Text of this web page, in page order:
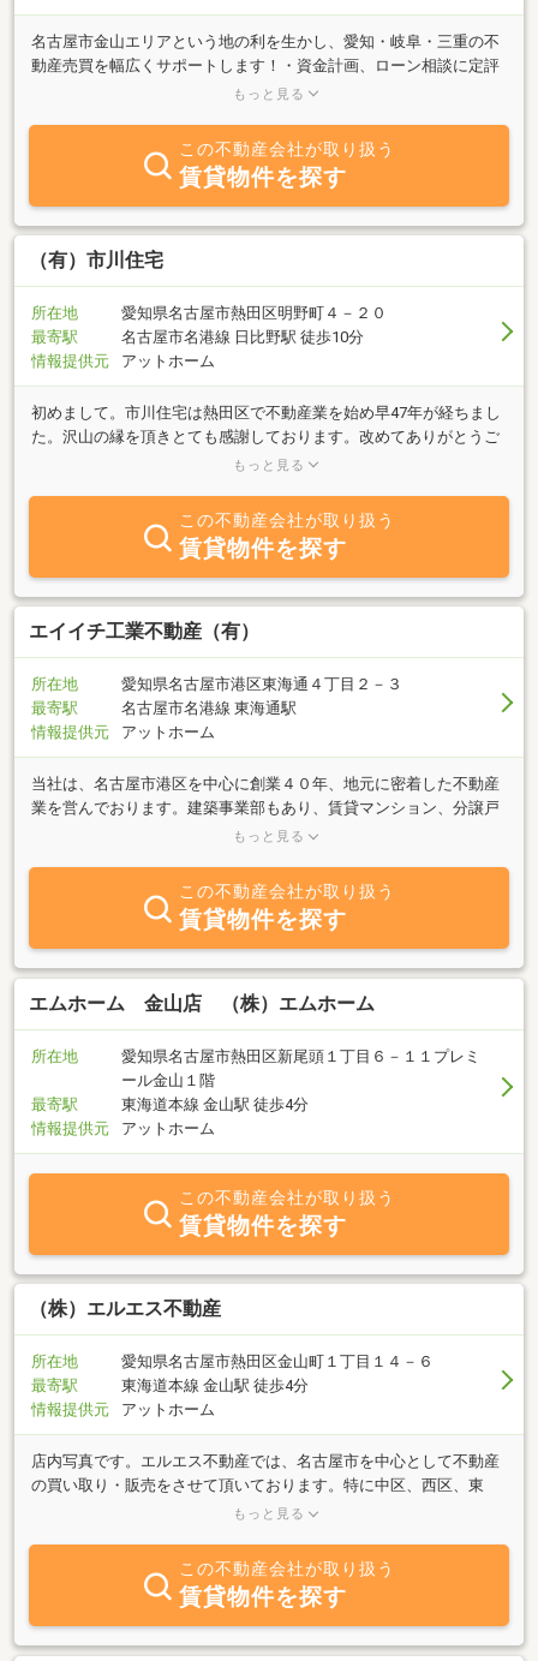
名古屋市金山エリアという地の利を生かし、愛知・岐阜・三重の不
動産売買を幅広くサポートします！・資金計画、ローン相談に定評
があります・売却、お住み替えもお任せください・戸建て、マンシ
す・誠心誠意、お客様と向き合って最適な提案をおこないます自社
ホームページにも物件情報ございます。ぜひ、ご覧ください！
もっと見る
この不動産会社が取り扱う
賃貸物件を探す
（有）市川住宅
所在地
愛知県名古屋市熱田区明野町４－２０
最寄駅
名古屋市名港線 日比野駅 徒歩10分
情報提供元
アットホーム
初めまして。市川住宅は熱田区で不動産業を始め早47年が経ちまし
た。沢山の縁を頂きとても感謝しております。改めてありがとうご
ざいます。不動産に同じものはありません。不動産との縁がとても
にして行きたいと思っております。また、お客様にとって一番大切
なことは、物件を紹介してくれる不動産業者ではなく、プロの目、
適切な判断力をもった不動産業者だと思っております。市川住宅は
様々な観点から不動産を判断致します。当然ながら、メリットもデ
メリットもあります。そこをきちんとお伝えし納得してもらい、ご
売却・ご購入して頂ければと思います。是非経験豊富な市川住宅へ
是非ご連絡下さい。素敵なご縁をお待ちしております。
もっと見る
この不動産会社が取り扱う
賃貸物件を探す
エイイチ工業不動産（有）
所在地
愛知県名古屋市港区東海通４丁目２－３
最寄駅
名古屋市名港線 東海通駅
情報提供元
アットホーム
当社は、名古屋市港区を中心に創業４０年、地元に密着した不動産
業を営んでおります。建築事業部もあり、賃貸マンション、分譲戸
建、工場倉庫の建築実績も豊富です。不動産、建築のプロとして、
も、親身に対応させていただきますので、お気軽にお問い合わせく
もっと見る
この不動産会社が取り扱う
賃貸物件を探す
エムホーム 金山店 （株）エムホーム
所在地
愛知県名古屋市熱田区新尾頭１丁目６－１１プレミ
ール金山１階
最寄駅
東海道本線 金山駅 徒歩4分
情報提供元
アットホーム
この不動産会社が取り扱う
賃貸物件を探す
（株）エルエス不動産
所在地
愛知県名古屋市熱田区金山町１丁目１４－６
最寄駅
東海道本線 金山駅 徒歩4分
情報提供元
アットホーム
店内写真です。エルエス不動産では、名古屋市を中心として不動産
の買い取り・販売をさせて頂いております。特に中区、西区、東
区、中村区、熱田区、千種区の買い取りを強化致しております。も
方、個人・法人で使わなくなった不動産をお持ちの方もどうぞお気
軽にご相談ください。
もっと見る
この不動産会社が取り扱う
賃貸物件を探す